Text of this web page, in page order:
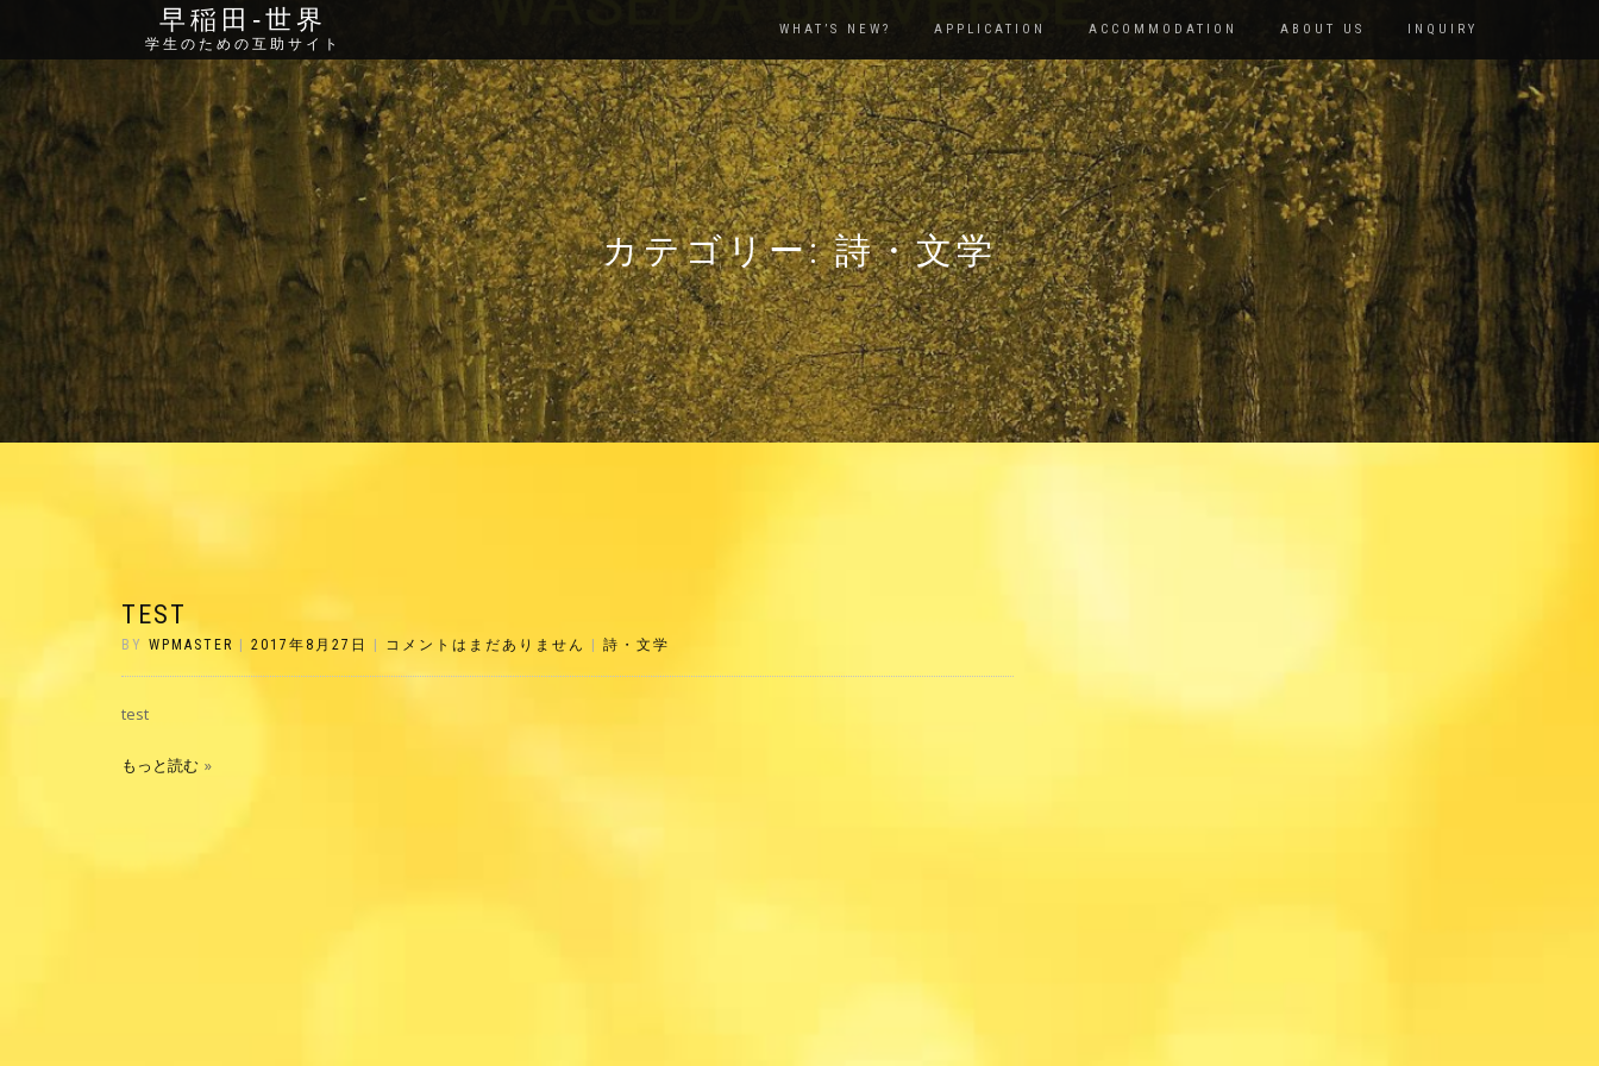
早稲田‐世界
学生のための互助サイト
WHAT’S NEW? APPLICATION ACCOMMODATION ABOUT US INQUIRY
カテゴリー: 詩・文学
TEST
BY WPMASTER 2017年8月27日 コメントはまだありません 詩・文学
test
もっと読む